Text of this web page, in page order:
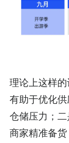
理论上这样
有助于优化
仓储压力；
商家精准备